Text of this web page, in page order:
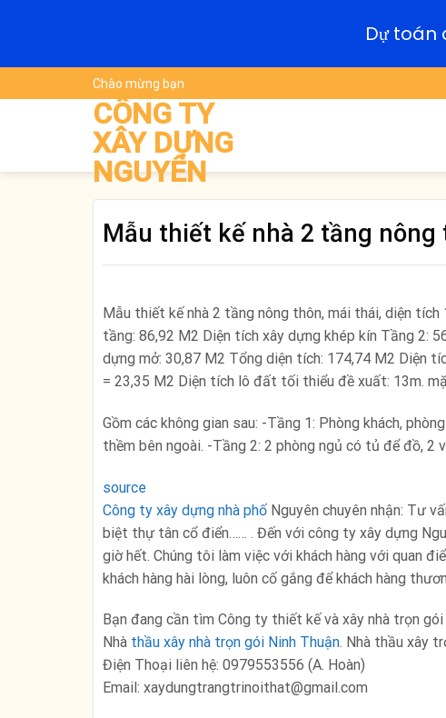
to
Chào mừng bạn
CÔNG TY
XÂY DỰNG
NGUYÊN
Mẫu thiết kế nhà 2 tầng
Mẫu thiết kế nhà 2 tầng nông thôn, mái thái, diện
tầng: 86,92 M2 Diện tích xây dựng khép kín Tầng 2:
dựng mở: 30,87 M2 Tổng diện tích: 174,74 M2 Diện
= 23,35 M2 Diện tích lô đất tối thiểu đề xuất: 13m.
Gồm các không gian sau: -Tầng 1: Phòng khách,
thềm bên ngoài. -Tầng 2: 2 phòng ngủ có tủ để đồ, 2
source
Công ty xây dựng nhà phố Nguyên chuyên nhận: Tư
biệt thự tân cổ điển…… . Đến với công ty xây dựng
giờ hết. Chúng tôi làm việc với khách hàng với quan
khách hàng hài lòng, luôn cố gắng để khách hàng
Bạn đang cần tìm Công ty thiết kế và xây nhà trọn
Nhà thầu xây nhà trọn gói Ninh Thuận. Nhà thầu xây
Điện Thoại liên hệ: 0979553556 (A. Hoàn)
Email: xaydungtrangtrinoithat@gmail.com
Dự toán